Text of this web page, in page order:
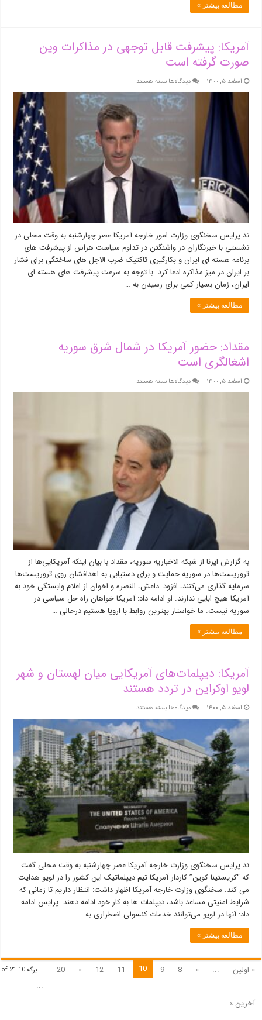
مطالعه بیشتر »
آمریکا: پیشرفت قابل توجهی در مذاکرات وین
صورت گرفته است
اسفند ۵, ۱۴۰۰ دیدگاه‌هابرای
آمریکا:
پیشرفت
قابل
توجهی
در
مذاکرات
وین
گرفته
بسته هستند
ند پرایس سخنگوی وزارت امور خارجه آمریکا عصر چهارشنبه به وقت محلی در
نشستی با خبرنگاران در واشنگتن در تداوم سیاست هراس از پیشرفت های
برنامه هسته ای ایران و بکارگیری تاکتیک ضرب الاجل های ساختگی برای فشار
بر ایران در میز مذاکره ادعا کرد با توجه به سرعت پیشرفت های هسته ای
ایران، زمان بسیار کمی برای رسیدن به …
مطالعه بیشتر »
مقداد: حضور آمریکا در شمال شرق سوریه
اشغالگری است
اسفند ۵, ۱۴۰۰ دیدگاه‌هابرای
مقداد:
شمال
شرق
سوریه
اشغالگری
است
بسته هستند
به گزارش ایرنا از شبکه الاخباریه سوریه، مقداد با بیان اینکه آمریکایی‌ها از
تروریست‌ها در سوریه حمایت و برای دستیابی به اهدافشان روی تروریست‌ها
سرمایه گذاری می‌کنند، افزود: داعش، النصره و اخوان از اعلام وابستگی خود به
آمریکا هیچ ابایی ندارند. او ادامه داد: آمریکا خواهان راه حل سیاسی در
سوریه نیست. ما خواستار بهترین روابط با اروپا هستیم درحالی …
مطالعه بیشتر »
آمریکا: دیپلمات‌های آمریکایی میان لهستان و شهر
لویو اوکراین در تردد هستند
اسفند ۵, ۱۴۰۰ دیدگاه‌هابرای
آمریکا:
دیپلمات‌های
آمریکایی
میان
لهستان
و
شهر
لویو
اوکراین
در
تردد
هستند
بسته هستند
ند پرایس سخنگوی وزارت خارجه آمریکا عصر چهارشنبه به وقت محلی گفت
که “کریستینا کوین” کاردار آمریکا تیم دیپلماتیک این کشور را در لویو هدایت
می کند. سخنگوی وزارت خارجه آمریکا اظهار داشت: انتظار داریم تا زمانی که
شرایط امنیتی مساعد باشد، دیپلمات ها به کار خود ادامه دهند. پرایس ادامه
داد: آنها در لویو می‌توانند خدمات کنسولی اضطراری به …
مطالعه بیشتر »
برگه 10 of 21 « اولین ...
«
8
9
10
11
12
»
20
...
آخرین »